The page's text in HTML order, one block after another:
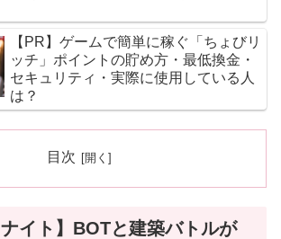
【PR】ゲームで簡単に稼ぐ「ちょびリ
ッチ」ポイントの貯め方・最低換金・
セキュリティ・実際に使用している人
は？
目次
ナイト】BOTと建築バトルが